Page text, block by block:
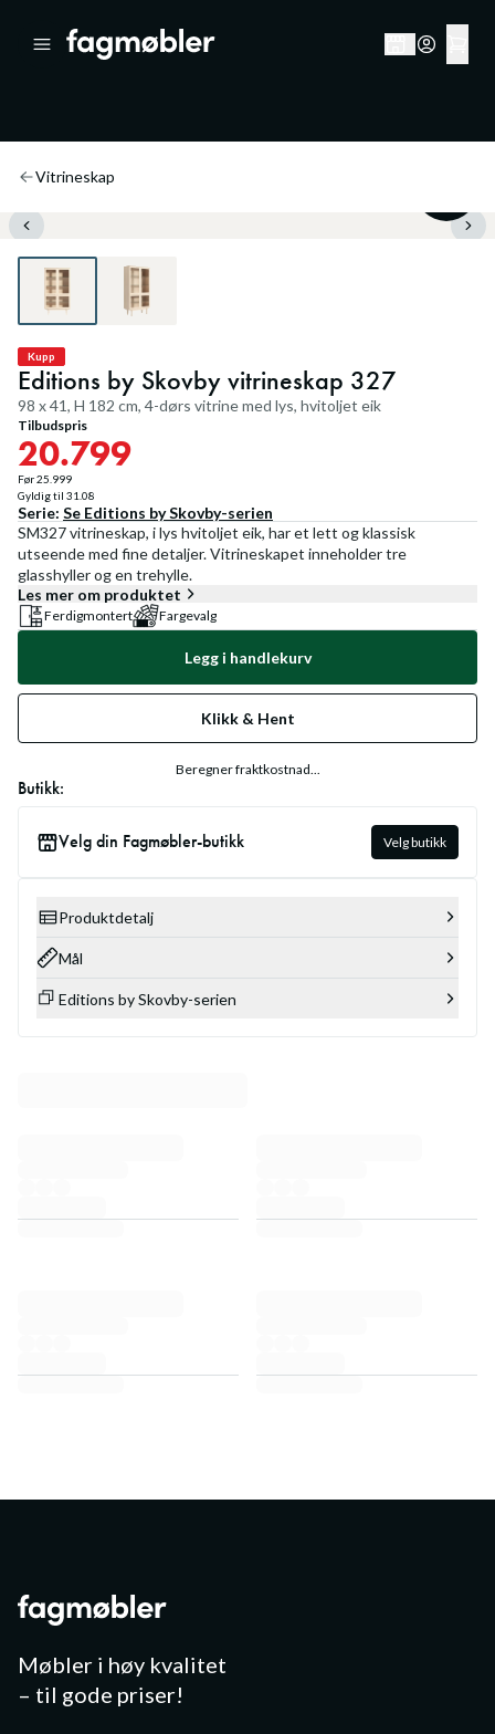
Vitrineskap
Kupp
Editions by Skovby vitrineskap 327
98 x 41, H 182 cm, 4-dørs vitrine med lys, hvitoljet eik
Tilbudspris
20.799
Før25.999
Gyldig til 31.08
Serie: Se Editions by Skovby-serien
SM327 vitrineskap, i lys hvitoljet eik, har et lett og klassisk
utseende med fine detaljer. Vitrineskapet inneholder tre
glasshyller og en trehylle.
Les mer om produktet
Ferdigmontert Fargevalg
Legg i handlekurv
Klikk & Hent
Beregner fraktkostnad...
Butikk:
Velg din Fagmøbler-butikk Velg butikk
Produktdetalj
Mål
Editions by Skovby-serien
Møbler i høy kvalitet
– til gode priser!